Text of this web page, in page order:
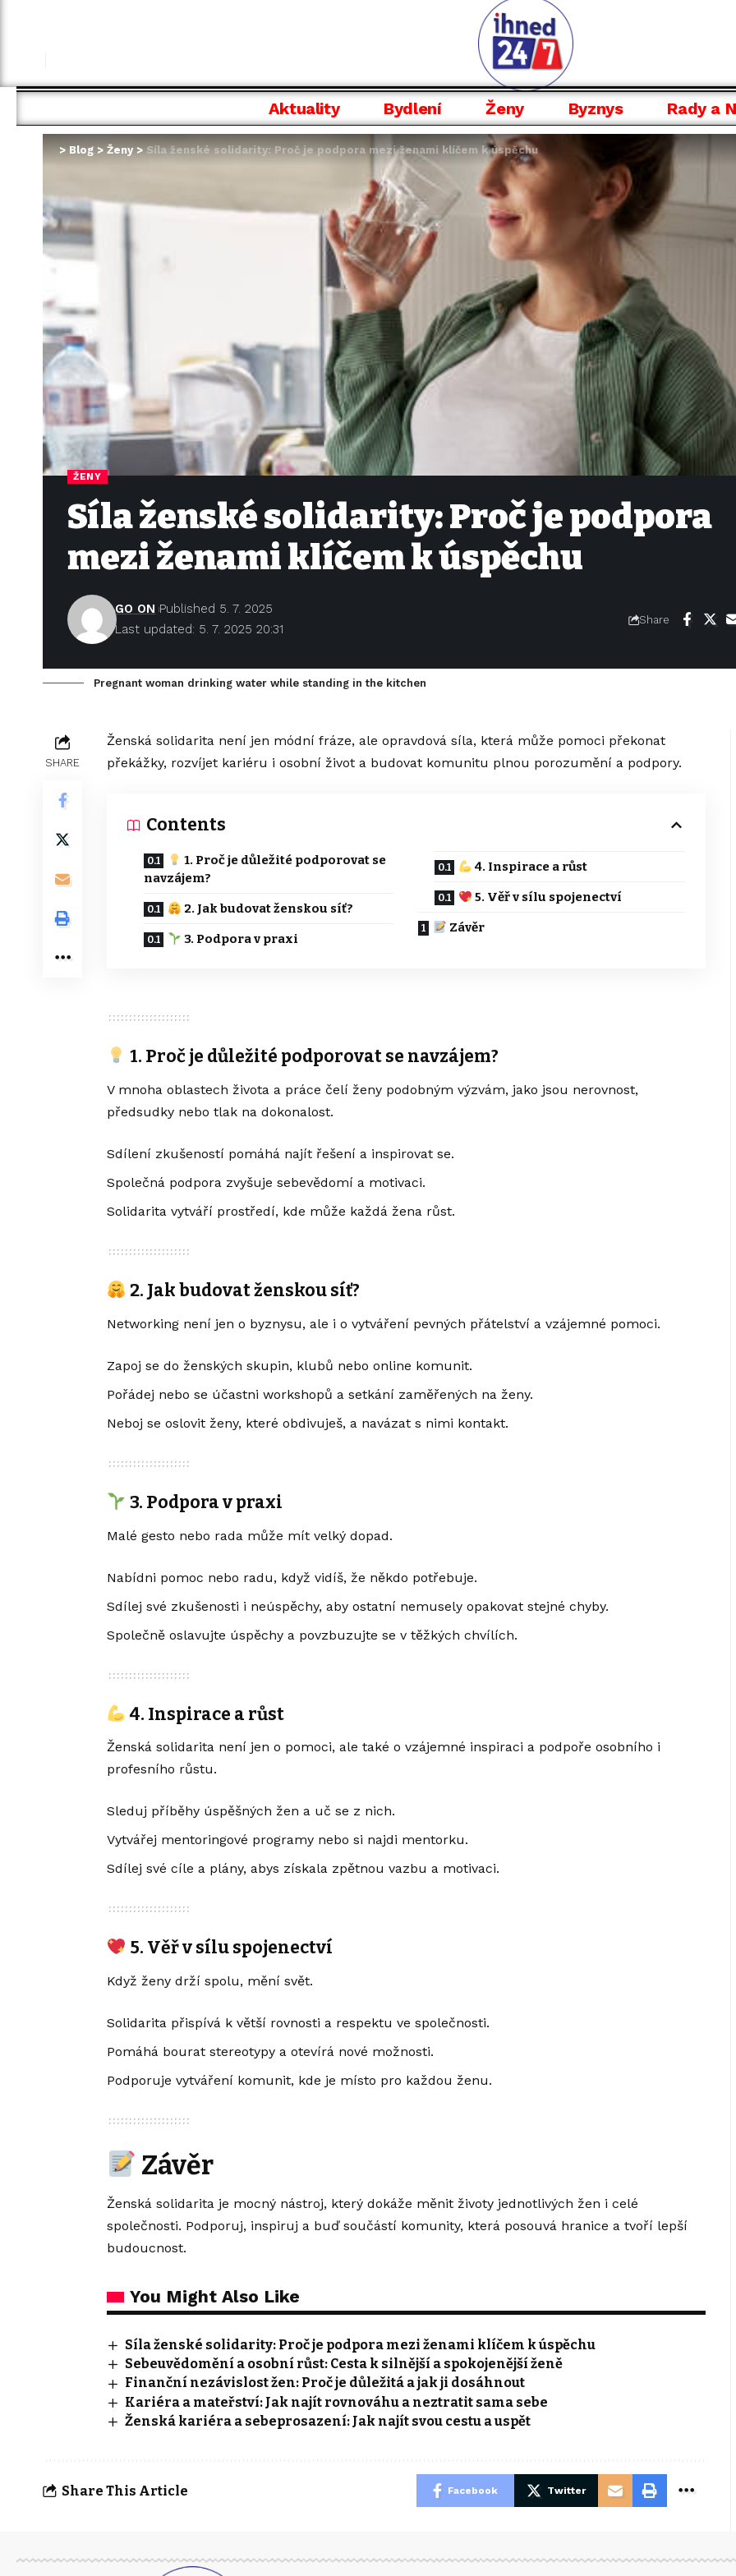
Aktuality Bydlení Ženy Byznys Rady a
> Blog > Ženy> Síla ženské solidarity: Proč je podpora mezi ženami klíčem k úspěchu
ŽENY
Síla ženské solidarity: Proč je podpora
mezi ženami klíčem k úspěchu
Last updated: 5. 7. 2025 20:31
GO ON Published 5. 7. 2025
Share
Pregnant woman drinking water while standing in the kitchen
SHARE
Ženská solidarita není jen módní fráze, ale opravdová síla, která může pomoci překonat
překážky, rozvíjet kariéru i osobní život a budovat komunitu plnou porozumění a podpory.
Contents
1. Proč je důležité podporovat se
navzájem?
2. Jak budovat ženskou síť?
3. Podpora v praxi
4. Inspirace a růst
5. Věř v sílu spojenectví
Závěr
1. Proč je důležité podporovat se navzájem?
V mnoha oblastech života a práce čelí ženy podobným výzvám, jako jsou nerovnost,
předsudky nebo tlak na dokonalost.
Sdílení zkušeností pomáhá najít řešení a inspirovat se.
Společná podpora zvyšuje sebevědomí a motivaci.
Solidarita vytváří prostředí, kde může každá žena růst.
2. Jak budovat ženskou síť?
Networking není jen o byznysu, ale i o vytváření pevných přátelství a vzájemné pomoci.
Zapoj se do ženských skupin, klubů nebo online komunit.
Pořádej nebo se účastni workshopů a setkání zaměřených na ženy.
Neboj se oslovit ženy, které obdivuješ, a navázat s nimi kontakt.
3. Podpora v praxi
Malé gesto nebo rada může mít velký dopad.
Nabídni pomoc nebo radu, když vidíš, že někdo potřebuje.
Sdílej své zkušenosti i neúspěchy, aby ostatní nemusely opakovat stejné chyby.
Společně oslavujte úspěchy a povzbuzujte se v těžkých chvílích.
4. Inspirace a růst
Ženská solidarita není jen o pomoci, ale také o vzájemné inspiraci a podpoře osobního i
profesního růstu.
Sleduj příběhy úspěšných žen a uč se z nich.
Vytvářej mentoringové programy nebo si najdi mentorku.
Sdílej své cíle a plány, abys získala zpětnou vazbu a motivaci.
5. Věř v sílu spojenectví
Když ženy drží spolu, mění svět.
Solidarita přispívá k větší rovnosti a respektu ve společnosti.
Pomáhá bourat stereotypy a otevírá nové možnosti.
Podporuje vytváření komunit, kde je místo pro každou ženu.
Závěr
Ženská solidarita je mocný nástroj, který dokáže měnit životy jednotlivých žen i celé
společnosti. Podporuj, inspiruj a buď součástí komunity, která posouvá hranice a tvoří lepší
budoucnost.
You Might Also Like
Síla ženské solidarity: Proč je podpora mezi ženami klíčem k úspěchu
Sebeuvědomění a osobní růst: Cesta k silnější a spokojenější ženě
Finanční nezávislost žen: Proč je důležitá a jak ji dosáhnout
Kariéra a mateřství: Jak najít rovnováhu a neztratit sama sebe
Ženská kariéra a sebeprosazení: Jak najít svou cestu a uspět
Share This Article Facebook Twitter